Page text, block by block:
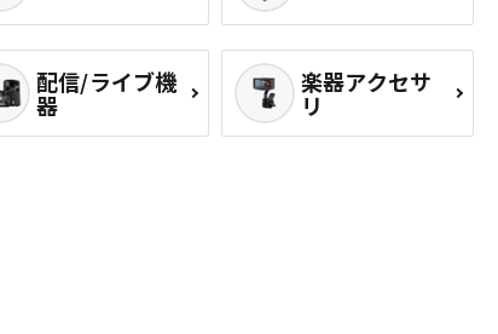
配信/ライブ機
器
楽器アクセサ
リ